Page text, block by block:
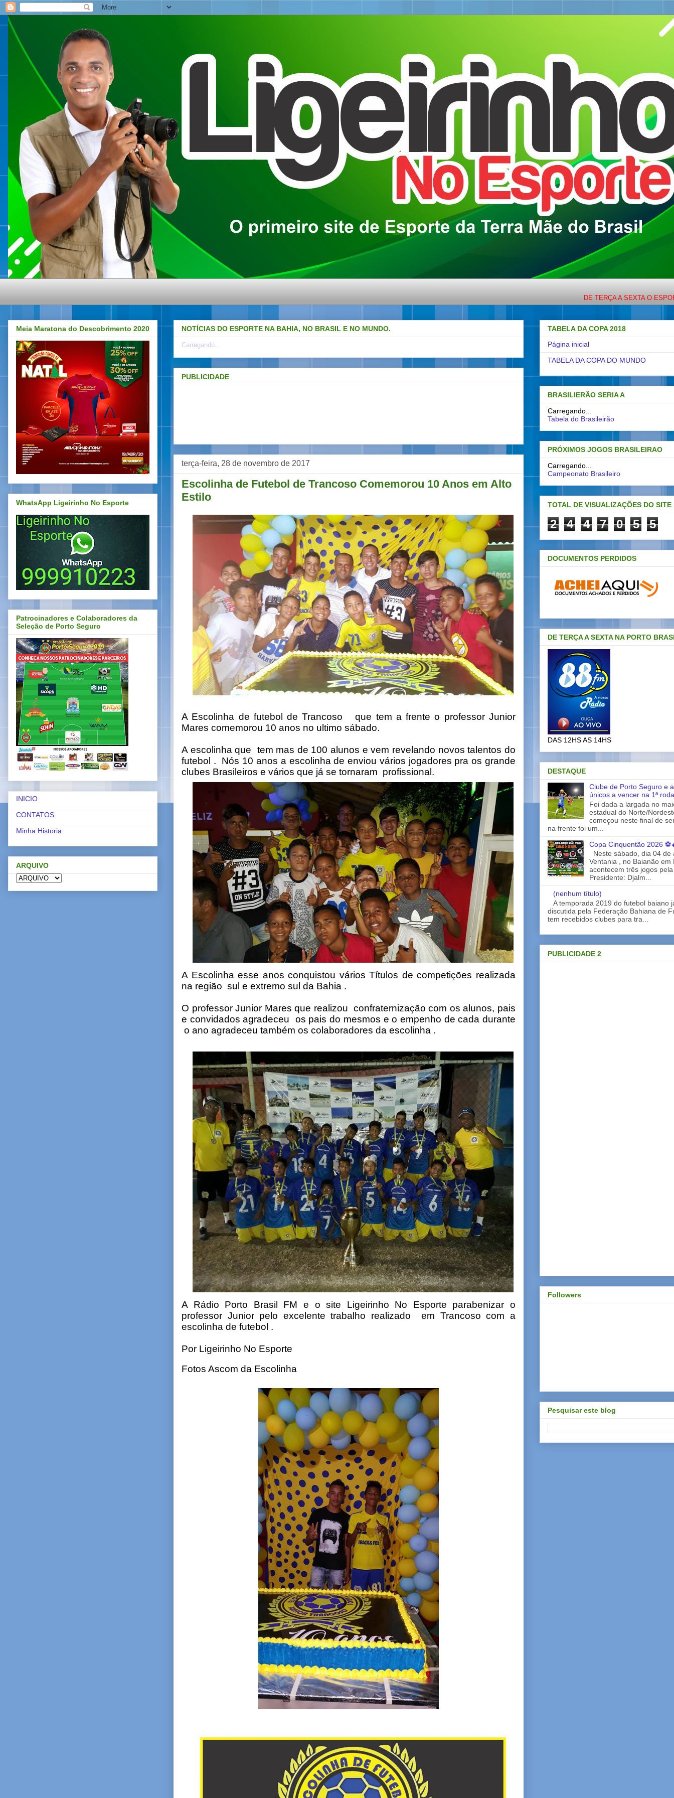
DE TERÇA A SEXTA O ESPORTE COM
NOTÍCIAS DO ESPORTE NA BAHIA, NO BRASIL E NO MUNDO.
Carregando...
PUBLICIDADE
terça-feira, 28 de novembro de 2017
Escolinha de Futebol de Trancoso Comemorou 10 Anos em Alto
Estilo
A Escolinha de futebol de Trancoso que tem a frente o professor Junior
Mares comemorou 10 anos no ultimo sábado.
A escolinha que tem mas de 100 alunos e vem revelando novos talentos do
futebol . Nós 10 anos a escolinha de enviou vários jogadores pra os grande
clubes Brasileiros e vários que já se tornaram profissional.
A Escolinha esse anos conquistou vários Títulos de competições realizada
na região sul e extremo sul da Bahia .
O professor Junior Mares que realizou confraternização com os alunos, pais
e convidados agradeceu os pais do mesmos e o empenho de cada durante
o ano agradeceu também os colaboradores da escolinha .
A Rádio Porto Brasil FM e o site Ligeirinho No Esporte parabenizar o
professor Junior pelo excelente trabalho realizado em Trancoso com a
escolinha de futebol .
Por Ligeirinho No Esporte
Fotos Ascom da Escolinha
Meia Maratona do Descobrimento 2020
WhatsApp Ligeirinho No Esporte
Patrocinadores e Colaboradores da
Seleção de Porto Seguro
INICIO
CONTATOS
Minha Historia
ARQUIVO
TABELA DA COPA 2018
Página inicial
TABELA DA COPA DO MUNDO
BRASILIERÃO SERIA A
Carregando...
Tabela do Brasileirão
PRÓXIMOS JOGOS BRASILEIRAO
Carregando...
Campeonato Brasileiro
TOTAL DE VISUALIZAÇÕES DO SITE
2 4 4 7 0 5 5
DOCUMENTOS PERDIDOS
DE TERÇA A SEXTA NA PORTO
DAS 12HS AS 14HS
DESTAQUE
Clube de Porto Seguro e
únicos a vencer na 1ª
Foi dada a largada no
estadual do Norte/
começou neste final de
na frente foi um...
Copa Cinquentão 2026
Neste sábado, dia 04 de
Ventania , no Baianão em
acontecem três jogos
Presidente: Djalm...
(nenhum título)
A temporada 2019 do futebol baiano
discutida pela Federação Bahiana de
tem recebidos clubes para tra...
PUBLICIDADE 2
Followers
Pesquisar este blog